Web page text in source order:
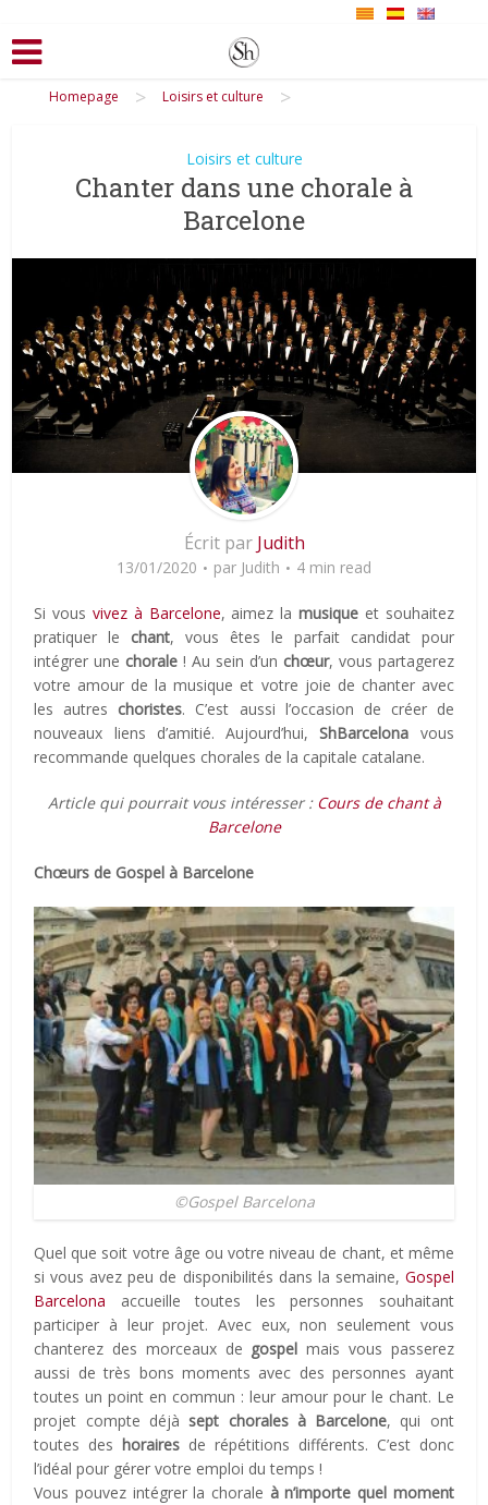
Homepage > Loisirs et culture >
Loisirs et culture
Chanter dans une chorale à
Barcelone
Écrit par Judith
13/01/2020 par Judith 4 min read
Si vous vivez à Barcelone, aimez lamusique et souhaitez
pratiquer le chant, vous êtes le parfait candidat pour
intégrer une chorale ! Au sein d’un chœur, vous partagerez
votre amour de la musique et votre joie de chanter avec
les autres choristes. C’est aussi l’occasion de créer de
nouveaux liens d’amitié. Aujourd’hui,ShBarcelona vous
recommande quelques chorales de la capitale catalane.
Article qui pourrait vous intéresser : Cours de chant à
Barcelone
Chœurs de Gospel à Barcelone
©Gospel Barcelona
Quel que soit votre âge ou votre niveau de chant, et même
si vous avez peu de disponibilités dans la semaine, Gospel
Barcelona accueille toutes les personnes souhaitant
participer à leur projet. Avec eux, non seulement vous
chanterez des morceaux de gospel mais vous passerez
aussi de très bons moments avec des personnes ayant
toutes un point en commun : leur amour pour le chant. Le
projet compte déjàsept chorales à Barcelone, qui ont
toutes des horaires de répétitions différents. C’est donc
l’idéal pour gérer votre emploi du temps !
Vous pouvez intégrer la chorale à n’importe quel moment